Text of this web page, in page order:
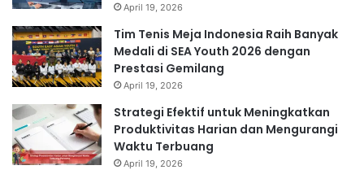
April 19, 2026
Tim Tenis Meja Indonesia Raih Banyak
Medali di SEA Youth 2026 dengan
Prestasi Gemilang
April 19, 2026
Strategi Efektif untuk Meningkatkan
Produktivitas Harian dan Mengurangi
Waktu Terbuang
April 19, 2026